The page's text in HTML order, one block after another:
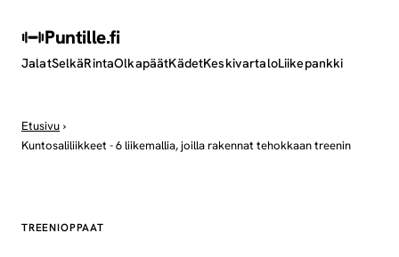
Puntille.fi
JalatSelkäRintaOlkapäätKädetKeskivartaloLiikepankki
Etusivu ›
Kuntosaliliikkeet - 6 liikemallia, joilla rakennat tehokkaan treenin
TREENIOPPAAT